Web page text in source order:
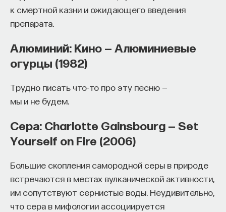
к смертной казни и ожидающего введения
препарата.
Алюминий: Кино — Алюминиевые
огурцы (1982)
Трудно писать что-то про эту песню —
мы и не будем.
Сера: Charlotte Gainsbourg — Set
Yourself on Fire (2006)
Большие скопления самородной серы в природе
встречаются в местах вулканической активности,
им сопутствуют сернистые воды. Неудивительно,
что сера в мифологии ассоциируется